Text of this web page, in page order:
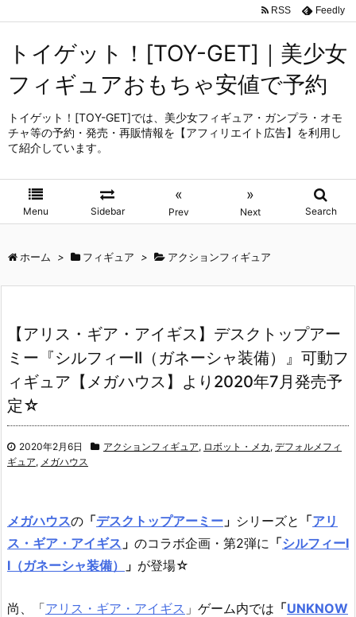
トイゲット！[TOY-GET]｜美少女
フィギュアおもちゃ安値で予約
トイゲット！[TOY-GET]では、美少女フィギュア・ガンプラ・オモ
チャ等の予約・発売・再販情報を【アフィリエイト広告】を利用し
て紹介しています。
Menu Sidebar
«
Prev
»
Next Search
RSS Feedly
ホーム > フィギュア > アクションフィギュア
【アリス・ギア・アイギス】デスクトップアー
ミー『シルフィーII（ガネーシャ装備）』可動フ
ィギュア【メガハウス】より2020年7月発売予
定☆
2020年2月6日 アクションフィギュア, ロボット・メカ , デフォルメフィ
ギュア, メガハウス
メガハウスの 「デスクトップアーミー 」 シリーズと 「アリ
ス・ギア・アイギス 」 のコラボ企画・第2弾に 「シルフィーI
I（ガネーシャ装備）
」 が登場☆
尚、「アリス・ギア・アイギス 」ゲーム内では 「UNKNOW